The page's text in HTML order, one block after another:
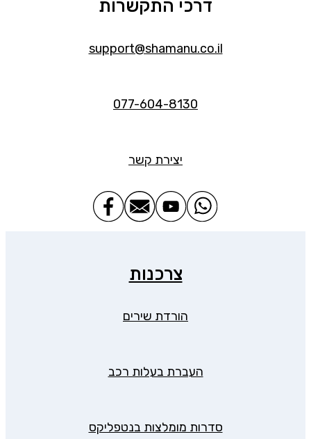
דרכי התקשרות
support@shamanu.co.il
077-604-8130
יצירת קשר
צרכנות
הורדת שירים
העברת בעלות רכב
סדרות מומלצות בנטפליקס